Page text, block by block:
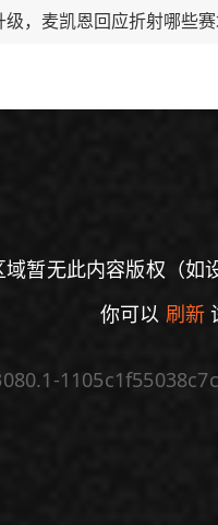
，麦凯恩回应折射哪些赛
暂无此内容版权（如
你可以 刷新